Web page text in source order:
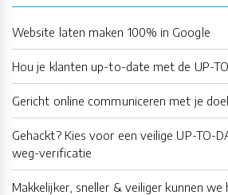
Website laten maken 100% in Google
Hou je klanten up-to-date met de UP-
Gericht online communiceren met je
Gehackt? Kies voor een veilige UP-TO-
weg-verificatie
Makkelijker, sneller & veiliger kunnen we